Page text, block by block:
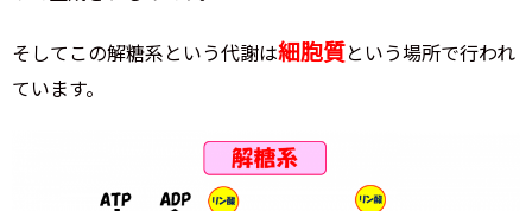
そしてこの解糖系という代謝は細胞質という場所で行われ
ています。